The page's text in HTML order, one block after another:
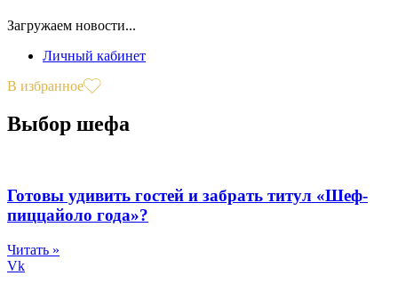
Загружаем новости...
Личный кабинет
В избранное
Выбор шефа
Готовы удивить гостей и забрать титул «Шеф-
пиццайоло года»?
Читать »
Vk